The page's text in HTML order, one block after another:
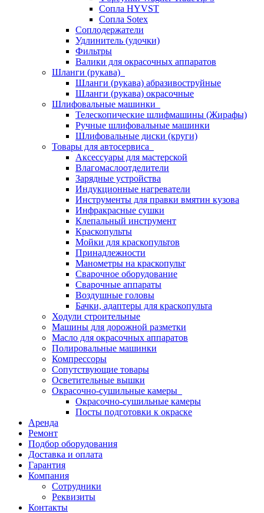
Сопла HYVST
Сопла Sotex
Соплодержатели
Удлинитель (удочки)
Фильтры
Валики для окрасочных аппаратов
Шланги (рукава)
Шланги (рукава) абразивоструйные
Шланги (рукава) окрасочные
Шлифовальные машинки
Телескопические шлифмашины (Жирафы)
Ручные шлифовальные машинки
Шлифовальные диски (круги)
Товары для автосервиса
Аксессуары для мастерской
Влагомаслоотделители
Зарядные устройства
Индукционные нагреватели
Инструменты для правки вмятин кузова
Инфракрасные сушки
Клепальный инструмент
Краскопульты
Мойки для краскопультов
Принадлежности
Манометры на краскопульт
Сварочное оборудование
Сварочные аппараты
Воздушные головы
Бачки, адаптеры для краскопульта
Ходули строительные
Машины для дорожной разметки
Масло для окрасочных аппаратов
Полировальные машинки
Компрессоры
Сопутствующие товары
Осветительные вышки
Окрасочно-сушильные камеры
Окрасочно-сушильные камеры
Посты подготовки к окраске
Аренда
Ремонт
Подбор оборудования
Доставка и оплата
Гарантия
Компания
Сотрудники
Реквизиты
Контакты